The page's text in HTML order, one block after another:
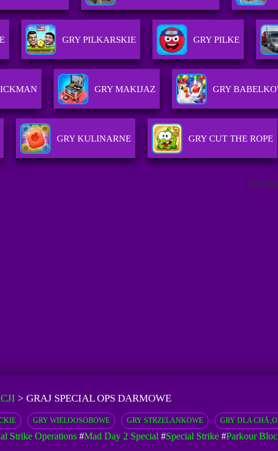
GRY PILKARSKIE GRY PILKE
GRY MAKIJAZ GRY
GRY KULINARNE GRY CUT THE ROPE
> GRAJ SPECIAL OPS DARMOWE
GRY WIELOOSOBOWE GRY STRZELANKOWE GRY DLA
Strike Operations#Mad Day 2 Special #Special Strike#Parkour